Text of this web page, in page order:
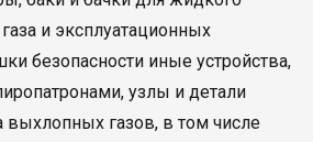
и эксплуатационных
безопасности иные устройства,
узлы и детали
газов, в том числе